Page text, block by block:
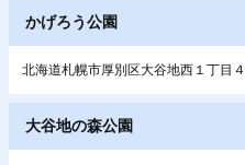
かげろう公園
北海道札幌市厚別区大谷地西１丁目４
大谷地の森公園